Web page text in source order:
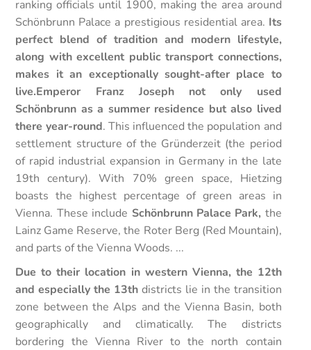
ranking officials until 1900, making the area around
Schönbrunn Palace a prestigious residential area. Its
perfect blend of tradition and modern lifestyle,
along with excellent public transport connections,
makes it an exceptionally sought-after place to
live.Emperor Franz Joseph not only used
Schönbrunn as a summer residence but also lived
there year-round. This influenced the population and
settlement structure of the Gründerzeit (the period
of rapid industrial expansion in Germany in the late
19th century). With 70% green space, Hietzing
boasts the highest percentage of green areas in
Vienna. These include Schönbrunn Palace Park, the
Lainz Game Reserve, the Roter Berg (Red Mountain),
and parts of the Vienna Woods. ...
Due to their location in western Vienna, the 12th
and especially the 13th districts lie in the transition
zone between the Alps and the Vienna Basin, both
geographically and climatically. The districts
bordering the Vienna River to the north contain